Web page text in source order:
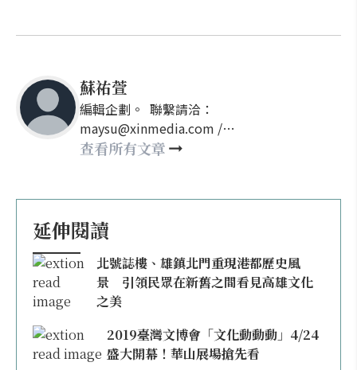
蘇祐萱
編輯企劃。 聯繫請洽：
maysu@xinmedia.com /
may860527@gmail.com
查看所有文章
延伸閱讀
北號誌樓、雄鎮北門重現港都歷史風
景 引領民眾在新舊之間看見高雄文化
之美
2019臺灣文博會「文化動動動」4/24
盛大開幕！華山展場搶先看